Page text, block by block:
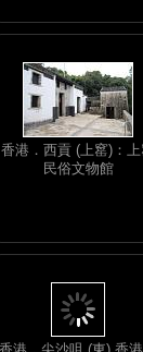
香港．西貢 (上窰)：
民俗文物館